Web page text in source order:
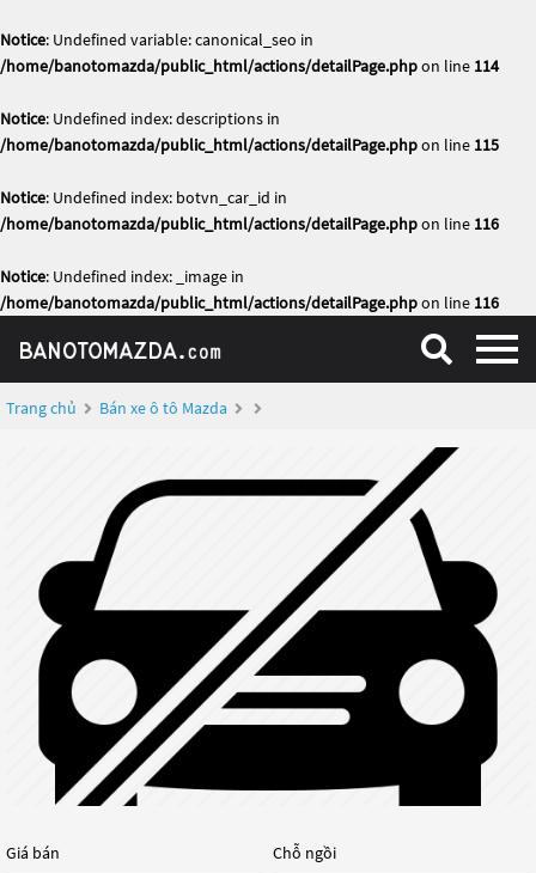
Notice: Undefined variable: canonical_seo in
/home/banotomazda/public_html/actions/detailPage.phpon line 114
Notice: Undefined index: descriptions in
/home/banotomazda/public_html/actions/detailPage.phpon line 115
Notice: Undefined index: botvn_car_id in
/home/banotomazda/public_html/actions/detailPage.phpon line 116
Notice: Undefined index: _image in
/home/banotomazda/public_html/actions/detailPage.phpon line 116
Trang chủ Bán xe ô tô Mazda
Giá bán Chỗ ngồi